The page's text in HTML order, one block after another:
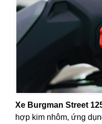
Xe Burgman Street
hợp kim nhôm, ứng